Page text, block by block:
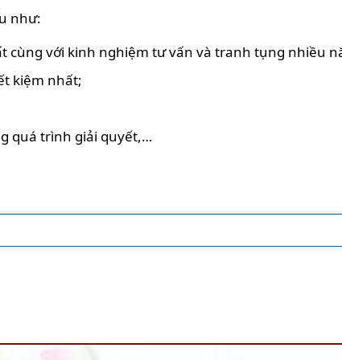
như:
cùng với kinh nghiệm tư vấn và tranh tụng nhiều
kiệm nhất;
quá trình giải quyết,…